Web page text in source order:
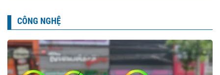
CÔNG NGHỆ